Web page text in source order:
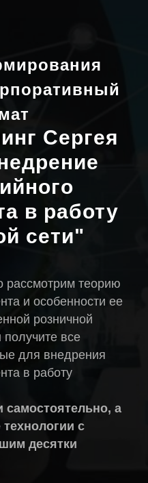
Сергея
в работу
сети"
рассмотрим теорию
и особенности ее
розничной
все
для внедрения
в работу
а
с
десятки